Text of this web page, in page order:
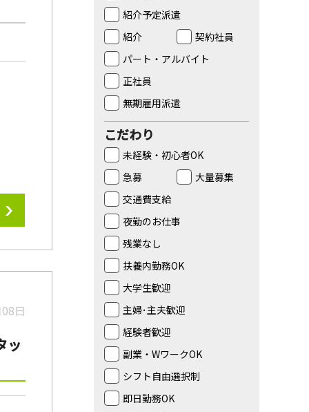
日
ッ
紹介予定派遣
紹介
契約社員
パート・アルバイト
正社員
無期雇用派遣
こだわり
未経験・初心者OK
急募
大量募集
交通費支給
夜勤のお仕事
残業なし
扶養内勤務OK
大学生歓迎
主婦･主夫歓迎
経験者歓迎
副業・WワークOK
シフト自由選択制
即日勤務OK